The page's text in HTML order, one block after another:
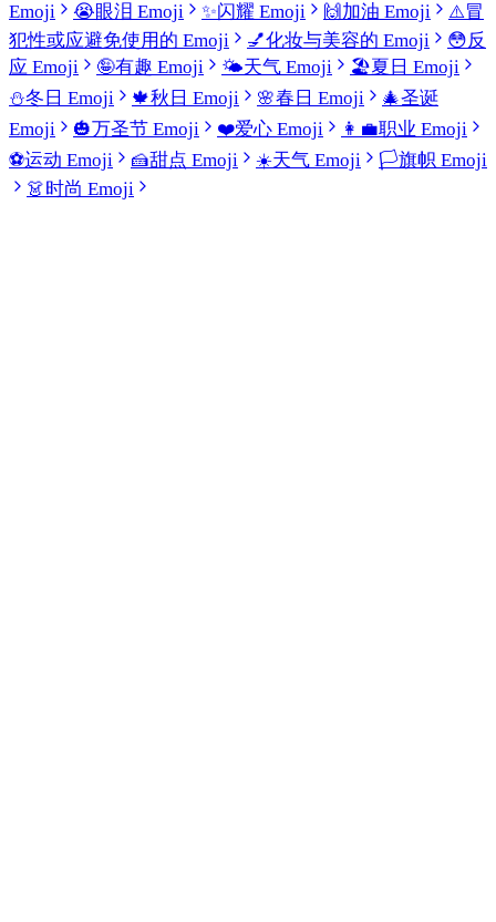
Emoji
😭眼泪 Emoji ✨闪耀 Emoji 🙌 加油 Emoji ⚠️冒
犯性或应避免使用的 Emoji
💅化妆与美容的 Emoji 😳反
应 Emoji
🤪有趣 Emoji 🌤️天气 Emoji 🏖️夏日 Emoji
⛄冬日 Emoji 🍁秋日 Emoji 🌸春日 Emoji 🎄圣诞
Emoji
🎃万圣节 Emoji ❤️爱心 Emoji 👩‍💼职业 Emoji
⚽运动 Emoji 🍰甜点 Emoji ☀️天气 Emoji 🏳️旗帜 Emoji
👗时尚 Emoji